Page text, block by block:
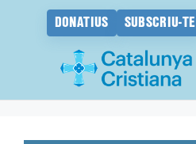
DONATIUS SUBSCRIU-TE